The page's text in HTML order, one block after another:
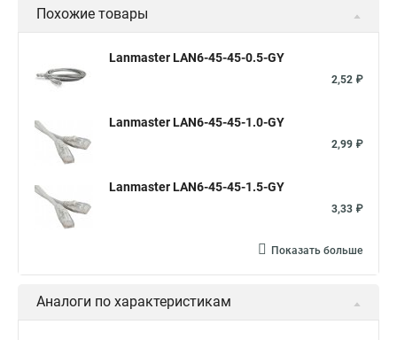
Похожие товары
Lanmaster LAN6-45-45-0.5-GY
2,52 ₽
Lanmaster LAN6-45-45-1.0-GY
2,99 ₽
Lanmaster LAN6-45-45-1.5-GY
3,33 ₽
Показать больше
Аналоги по характеристикам